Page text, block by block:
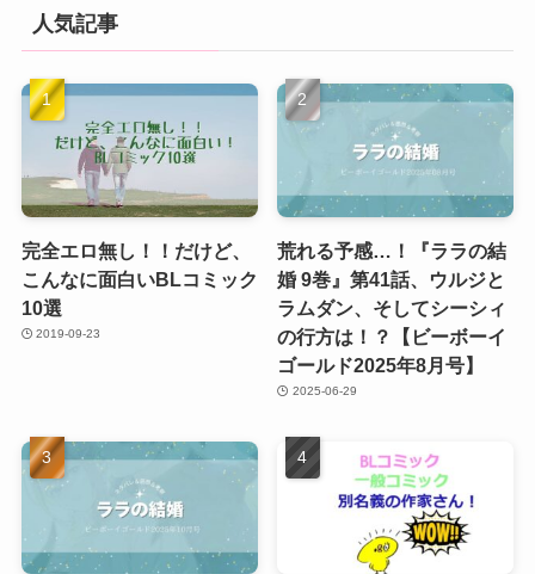
人気記事
完全エロ無し！！だけど、
こんなに面白いBLコミック
10選
2019-09-23
荒れる予感…！『ララの結
婚 9巻』第41話、ウルジと
ラムダン、そしてシーシィ
の行方は！？【ビーボーイ
ゴールド2025年8月号】
2025-06-29